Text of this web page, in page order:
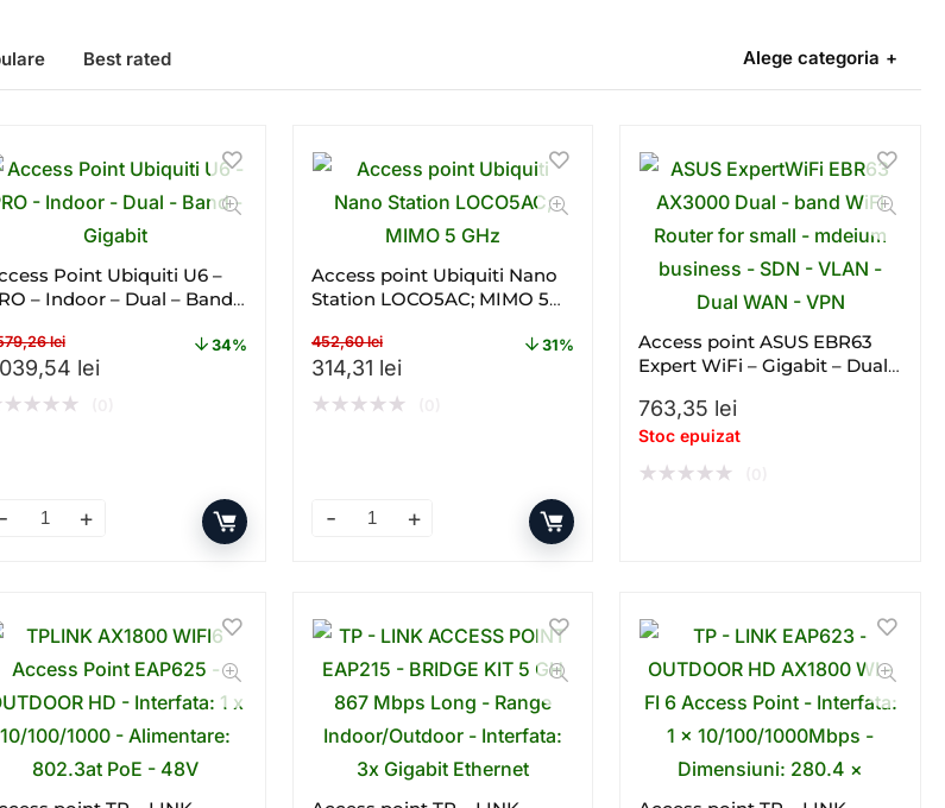
Best rated Alege categoria
– Dual – band – WI – FI cantitate
Point Ubiquiti U6 –
– Indoor – Dual – Band –
lei
inițial a fost: 1.579,26 lei.
leiPrețul curent este: 1.039,54 lei.
34%
★★★★
Point Ubiquiti U6 – PRO – Indoor – Dual – Band – Gigabit cantitate
Access point Ubiquiti Nano
Station LOCO5AC; MIMO 5
452,60lei
Prețul inițial a fost: 452,60 lei.
314,31 leiPrețul curent este: 314,31 lei.
31%
★★★★★
Access point Ubiquiti Nano Station LOCO5AC; MIMO 5 GHz cantitate
Access point ASUS EBR63
Expert WiFi – Gigabit – Dual
763,35 lei
Stoc epuizat
★★★★★